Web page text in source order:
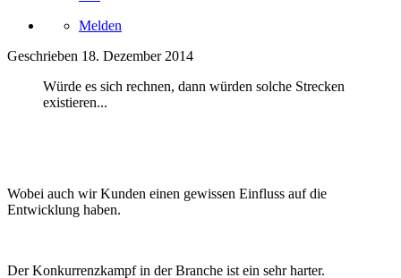
Melden
Geschrieben 18. Dezember 2014
Würde es sich rechnen, dann würden solche Strecken
existieren...
Wobei auch wir Kunden einen gewissen Einfluss auf die
Entwicklung haben.
Der Konkurrenzkampf in der Branche ist ein sehr harter.